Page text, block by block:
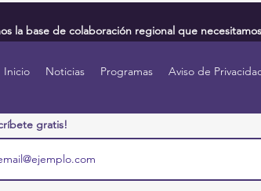
la base de colaboración regional que
Inicio Noticias Programas Aviso de
gratis!